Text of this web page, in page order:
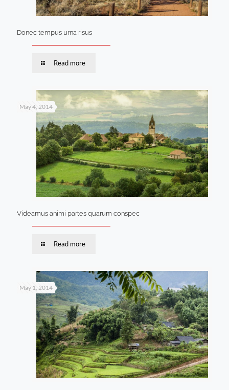
Donec tempus urna risus
Read more
May 4, 2014
Videamus animi partes quarum conspec
Read more
May 1, 2014